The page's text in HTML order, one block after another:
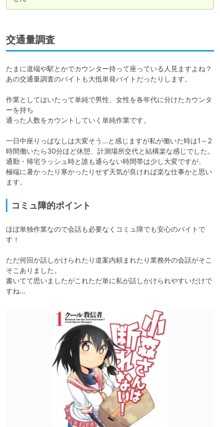
交通量調査
たまに道端や駅とかでカウンター持って座っている人見ますよね？
あの交通量調査のバイトも大抵単発バイトだったりします。
作業としてはいたって単純で男性、女性を各年代に分けたカウンタ
ーを持ち
通った人数をカウントしていく単純作業です。
一日中座りっぱなしは大変そう…と感じますが私が働いた時は1～2
時間働いたら30分ほど休憩、計測場所交代と結構楽な感じでした。
通勤・帰宅ラッシュ時と誰も通らない時間帯は少し大変ですが、
極端に暑かったり寒かったりせず天気が良ければ楽な仕事かと思い
コミュ障的ポイント
ほぼ単独作業なので会話も必要なくコミュ障でも安心のバイトで
す！
ただ何回か話しかけられたり道案内頼まれたり業務外の会話がそこ
そこありました。
書いてて思いましたがこれただ単に私が話しかけられやすいだけで
すね…